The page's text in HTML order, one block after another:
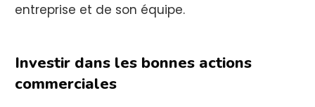
entreprise et de son équipe.
Investir dans les bonnes actions
commerciales